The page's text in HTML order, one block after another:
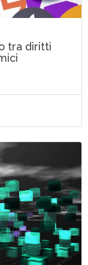
tra diritti